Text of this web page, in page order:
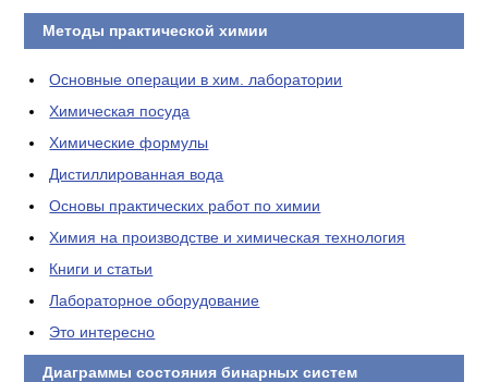
Методы практической химии
Основные операции в хим. лаборатории
Химическая посуда
Химические формулы
Дистиллированная вода
Основы практических работ по химии
Химия на производстве и химическая технология
Книги и статьи
Лабораторное оборудование
Это интересно
Диаграммы состояния бинарных систем